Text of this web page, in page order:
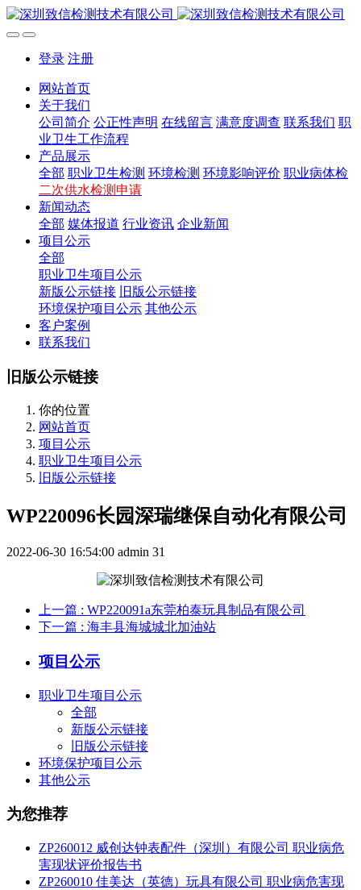
登录 注册
网站首页
关于我们
公司简介 公正性声明 在线留言 满意度调查 联系我们 职
业卫生工作流程
产品展示
全部 职业卫生检测 环境检测 环境影响评价 职业病体检
二次供水检测申请
新闻动态
全部 媒体报道 行业资讯 企业新闻
项目公示
全部
职业卫生项目公示
新版公示链接
旧版公示链接
环境保护项目公示 其他公示
客户案例
联系我们
旧版公示链接
你的位置
网站首页
项目公示
职业卫生项目公示
旧版公示链接
WP220096长园深瑞继保自动化有限公司
2022-06-30 16:54:00 admin 31
上一篇 : WP220091a东莞柏泰玩具制品有限公司
下一篇 : 海丰县海城城北加油站
项目公示
职业卫生项目公示
全部
新版公示链接
旧版公示链接
环境保护项目公示
其他公示
为您推荐
ZP260012 威创达钟表配件（深圳）有限公司 职业病危
害现状评价报告书
ZP260010 佳美达（英德）玩具有限公司 职业病危害现